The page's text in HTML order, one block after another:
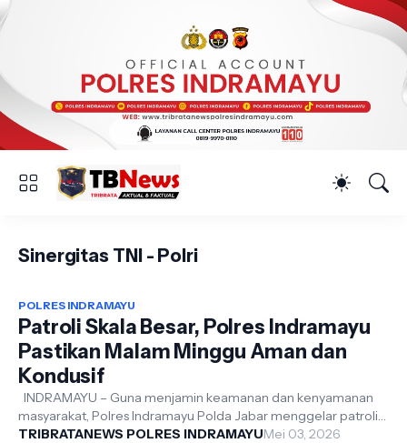
Sinergitas TNI - Polri
POLRES INDRAMAYU
Patroli Skala Besar, Polres Indramayu
Pastikan Malam Minggu Aman dan
Kondusif
INDRAMAYU – Guna menjamin keamanan dan kenyamanan
masyarakat, Polres Indramayu Polda Jabar menggelar patroli
gabungan skala besar pada Sab...
TRIBRATANEWS POLRES INDRAMAYUMei 03, 2026